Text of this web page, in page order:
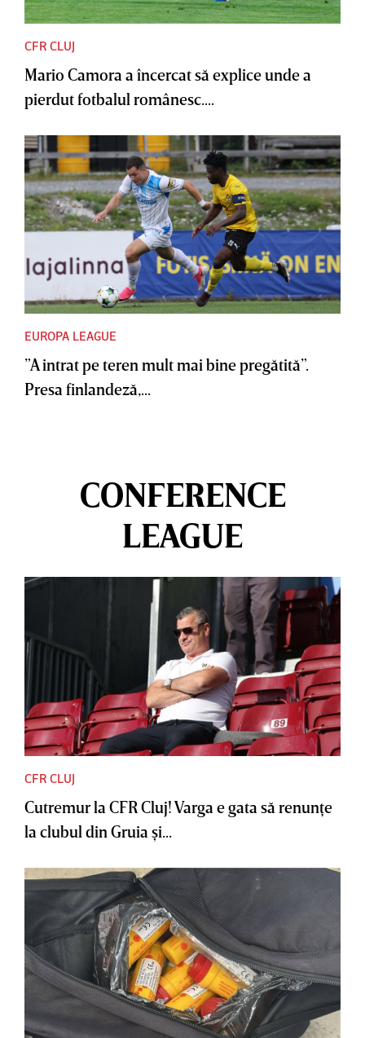
CFR CLUJ
Mario Camora a încercat să explice unde a
pierdut fotbalul românesc....
EUROPA LEAGUE
”A intrat pe teren mult mai bine pregătită”.
Presa finlandeză,...
CONFERENCE
LEAGUE
CFR CLUJ
Cutremur la CFR Cluj! Varga e gata să renunţe
la clubul din Gruia şi...